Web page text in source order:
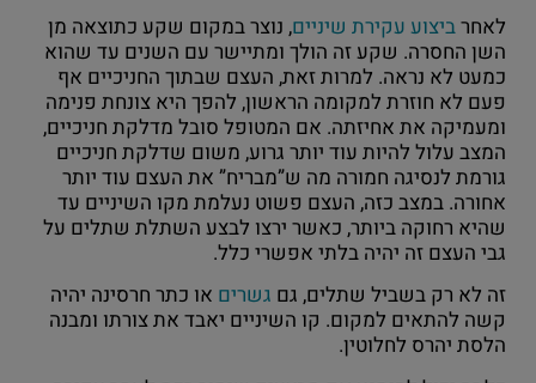
לאחרביצוע עקירת שיניים, נוצר במקום שקע כתוצאה מן
השן החסרה. שקע זה הולך ומתיישר עם השנים עד שהוא
כמעט לא נראה. למרות זאת, העצם שבתוך החניכיים אף
פעם לא חוזרת למקומה הראשון, להפך היא צונחת פנימה
ומעמיקה את אחיזתה. אם המטופל סובל מדלקת חניכיים,
המצב עלול להיות עוד יותר גרוע, משום שדלקת חניכיים
גורמת לנסיגה חמורה מה ש”מבריח” את העצם עוד יותר
אחורה. במצב כזה, העצם פשוט נעלמת מקו השיניים עד
שהיא רחוקה ביותר, כאשר ירצו לבצע השתלת שתלים על
גבי העצם זה יהיה בלתי אפשרי כלל.
זה לא רק בשביל שתלים, גם גשרים או כתר חרסינה יהיה
קשה להתאים למקום. קו השיניים יאבד את צורתו ומבנה
הלסת יהרס לחלוטין.